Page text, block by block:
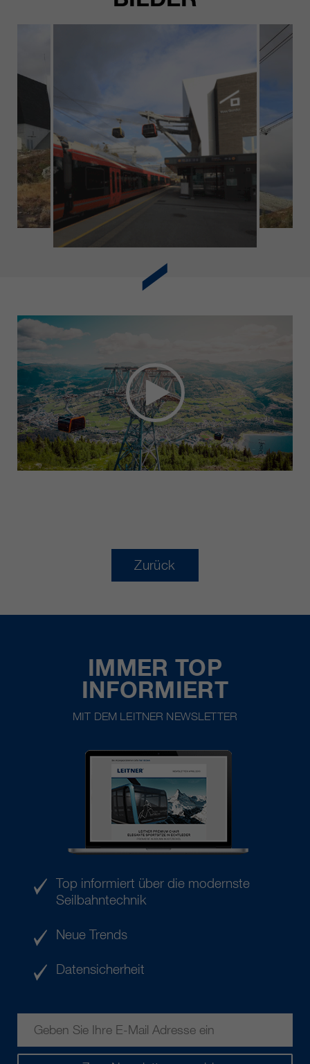
Zurück
IMMER TOP
INFORMIERT
MIT DEM LEITNER NEWSLETTER
Top informiert über die modernste
Seilbahntechnik
Neue Trends
Datensicherheit